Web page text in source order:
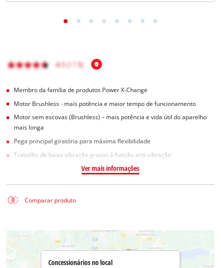
Membro da família de produtos Power X-Change
Motor Brushless - mais potência e maior tempo de funcionamento
Motor sem escovas (Brushless) – mais potência e vida útil do aparelho
mais longa
Pega principal giratória para máxima flexibilidade
Trabalho de baixa vibração graças à função anti-vibração
Ver mais informações
Comparar produto
Concessionários no local